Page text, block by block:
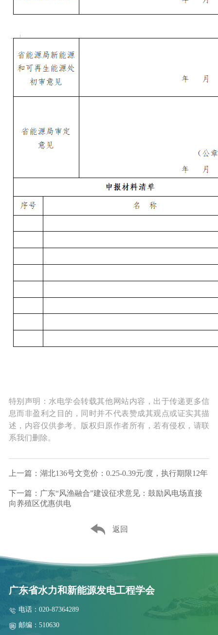
特别声明：水电学会转载其他网站内容，出于传递更多信
息而非盈利之目的，同时并不代表赞成其观点或证实其描
述，内容仅供参考。版权归原作者所有，若有侵权，请联
系我们删除。
上一篇：湖北136号文竞价：0.25-0.39元/度，执行期限12年
下一篇：广东“风渔融合”建设征求意见：鼓励风电场直接
向养殖区优惠供电
返回
广东省水力和新能源发电工程学会
电话：020-87364289
邮编：510630